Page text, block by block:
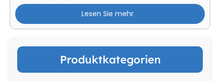
Produktkategorien
Lesen Sie mehr